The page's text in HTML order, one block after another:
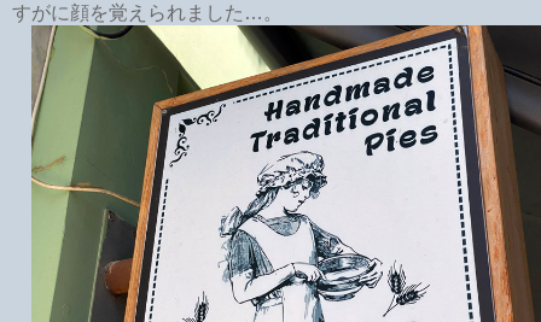
すがに顔を覚えられました…。